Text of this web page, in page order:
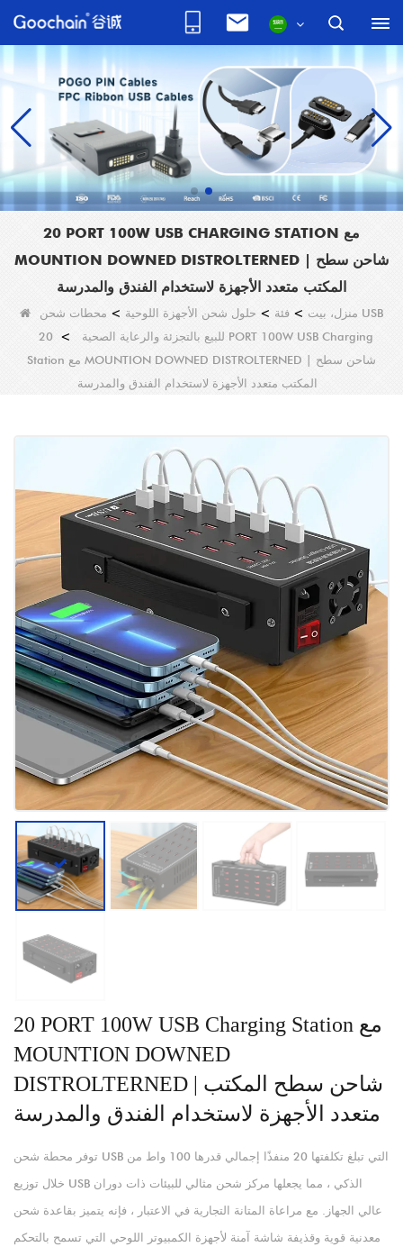
20 PORT 100W USB CHARGING STATION مع
MOUNTION DOWNED DISTROLTERNED | شاحن سطح
المكتب متعدد الأجهزة لاستخدام الفندق والمدرسة
منزل، بيت > فئة > حلول شحن الأجهزة اللوحية > محطات شحن USB
للبيع بالتجزئة والرعاية الصحية >
20 PORT 100W USB Charging
Station مع MOUNTION DOWNED DISTROLTERNED | شاحن سطح
المكتب متعدد الأجهزة لاستخدام الفندق والمدرسة
20 PORT 100W USB Charging Station مع
MOUNTION DOWNED
DISTROLTERNED | شاحن سطح المكتب
متعدد الأجهزة لاستخدام الفندق والمدرسة
توفر محطة شحن USB التي تبلغ تكلفتها 20 منفذًا إجمالي قدرها 100 واط من
خلال توزيع USB الذكي ، مما يجعلها مركز شحن مثالي للبيئات ذات دوران
عالي الجهاز. مع مراعاة المتانة التجارية في الاعتبار ، فإنه يتميز بقاعدة شحن
معدنية قوية وقذيفة شاشة آمنة لأجهزة الكمبيوتر اللوحي التي تسمح بالتحكم